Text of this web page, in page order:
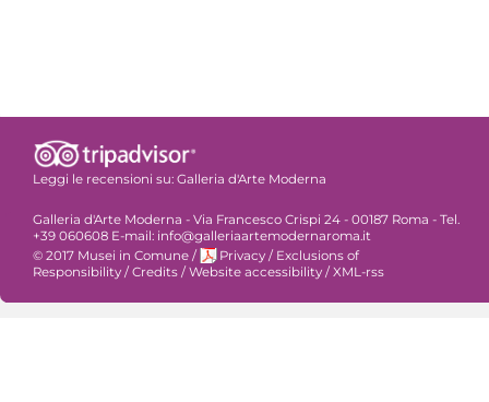
Leggi le recensioni su: Galleria d'Arte Moderna
Galleria d'Arte Moderna - Via Francesco Crispi 24 - 00187 Roma - Tel.
+39 060608 E-mail: info@galleriaartemodernaroma.it
© 2017 Musei in Comune / Privacy / Exclusions of
Responsibility / Credits / Website accessibility / XML-rss